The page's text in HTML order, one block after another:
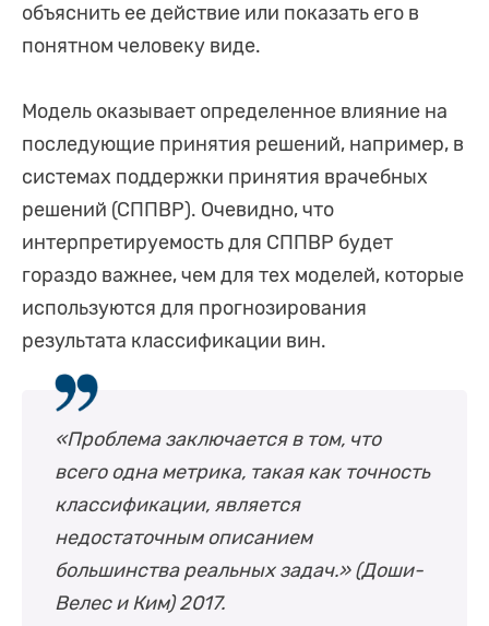
объяснить ее действие или показать его в
понятном человеку виде.
Модель оказывает определенное влияние на
последующие принятия решений, например, в
системах поддержки принятия врачебных
решений (СППВР). Очевидно, что
интерпретируемость для СППВР будет
гораздо важнее, чем для тех моделей, которые
используются для прогнозирования
результата классификации вин.
«Проблема заключается в том, что
всего одна метрика, такая как точность
классификации, является
недостаточным описанием
большинства реальных задач.» (Доши-
Велес и Ким) 2017.